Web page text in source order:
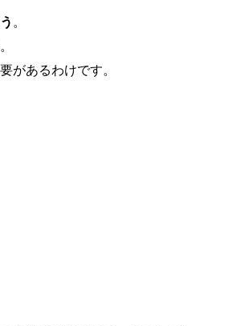
。
があるわけです。